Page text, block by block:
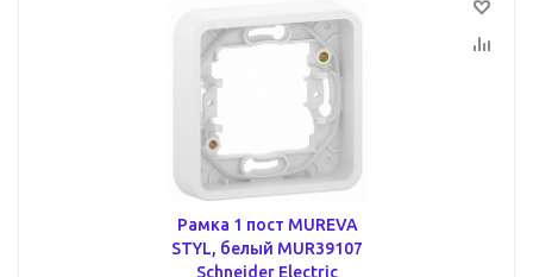
Рамка 1 пост MUREVA
STYL, белый MUR39107
Schneider Electric